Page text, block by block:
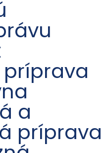
a
príprava